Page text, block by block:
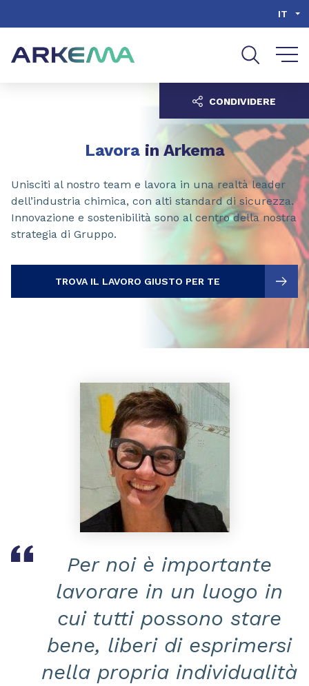
IT
Lavora in Arkema
Unisciti al nostro team e lavora in una realtà leader
dell’industria chimica, con alti standard di sicurezza.
Innovazione e sostenibilità sono al centro della nostra
strategia di Gruppo.
TROVA IL LAVORO GIUSTO PER TE
CONDIVIDERE
Per noi è importante
lavorare in un luogo in
cui tutti possono stare
bene, liberi di esprimersi
nella propria individualità